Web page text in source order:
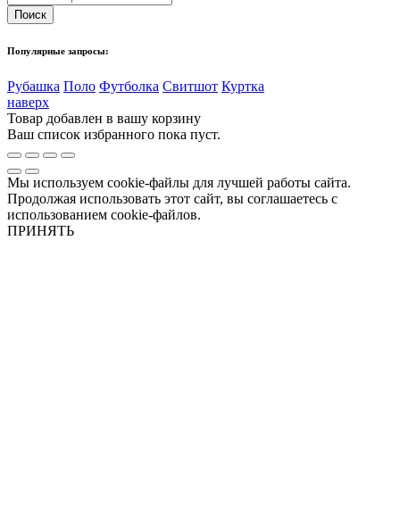
Популярные запросы:
Рубашка Поло Футболка Свитшот Куртка
наверх
Товар добавлен в вашу корзину
Ваш список избранного пока пуст.
Мы используем cookie-файлы для лучшей работы сайта.
Продолжая использовать этот сайт, вы соглашаетесь с
использованием cookie-файлов.
ПРИНЯТЬ